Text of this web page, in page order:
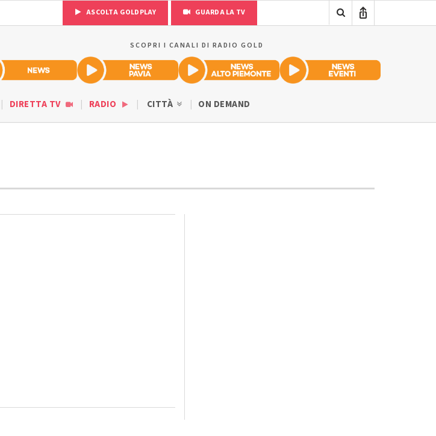
ASCOLTA GOLDPLAY GUARDA LA TV
SCOPRI I CANALI DI RADIO GOLD
DIRETTA TV RADIO CITTÀ ON DEMAND